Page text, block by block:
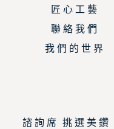
匠 心 工 藝
聯 絡 我 們
我 們 的 世 界
諮 詢 席 挑 選 美 鑽